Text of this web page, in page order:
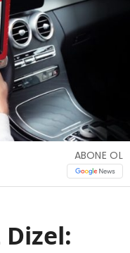
ABONE OL
Dizel: